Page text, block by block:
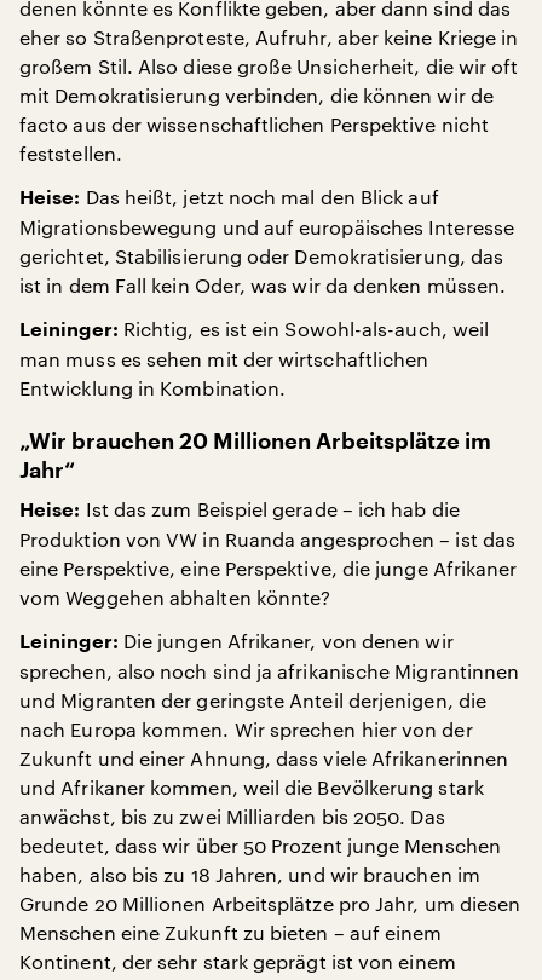
denen könnte es Konflikte geben, aber dann sind das
eher so Straßenproteste, Aufruhr, aber keine Kriege in
großem Stil. Also diese große Unsicherheit, die wir oft
mit Demokratisierung verbinden, die können wir de
facto aus der wissenschaftlichen Perspektive nicht
feststellen.
Heise: Das heißt, jetzt noch mal den Blick auf
Migrationsbewegung und auf europäisches Interesse
gerichtet, Stabilisierung oder Demokratisierung, das
ist in dem Fall kein Oder, was wir da denken müssen.
Leininger: Richtig, es ist ein Sowohl-als-auch, weil
man muss es sehen mit der wirtschaftlichen
Entwicklung in Kombination.
„Wir brauchen 20 Millionen Arbeitsplätze im
Jahr“
Heise: Ist das zum Beispiel gerade – ich hab die
Produktion von VW in Ruanda angesprochen – ist das
eine Perspektive, eine Perspektive, die junge Afrikaner
vom Weggehen abhalten könnte?
Leininger: Die jungen Afrikaner, von denen wir
sprechen, also noch sind ja afrikanische Migrantinnen
und Migranten der geringste Anteil derjenigen, die
nach Europa kommen. Wir sprechen hier von der
Zukunft und einer Ahnung, dass viele Afrikanerinnen
und Afrikaner kommen, weil die Bevölkerung stark
anwächst, bis zu zwei Milliarden bis 2050. Das
bedeutet, dass wir über 50 Prozent junge Menschen
haben, also bis zu 18 Jahren, und wir brauchen im
Grunde 20 Millionen Arbeitsplätze pro Jahr, um diesen
Menschen eine Zukunft zu bieten – auf einem
Kontinent, der sehr stark geprägt ist von einem